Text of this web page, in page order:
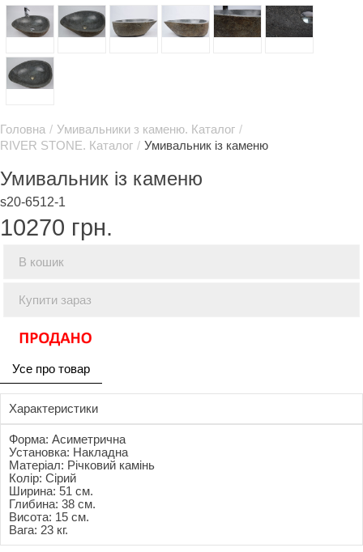
Головна / Умивальники з каменю. Каталог /
RIVER STONE. Каталог / Умивальник із каменю
Умивальник із каменю
s20-6512-1
10270 грн.
В кошик
Купити зараз
Усе про товар
Характеристики
Форма: Асиметрична
Установка: Накладна
Матеріал: Річковий камінь
Колір: Сірий
Ширина: 51 см.
Глибина: 38 см.
Висота: 15 см.
Вага: 23 кг.